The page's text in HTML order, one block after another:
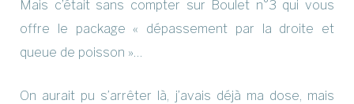
Mais c’était sans compter sur Boulet n°3 qui vous
offre le package « dépassement par la droite et
queue de poisson »…
On aurait pu s’arrêter là, j’avais déjà ma dose, mais